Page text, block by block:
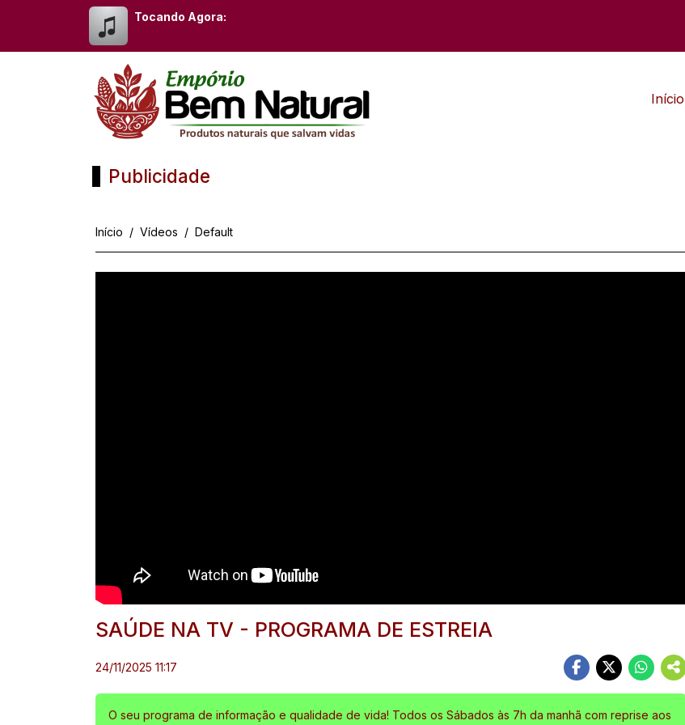
Tocando Agora:
Início
Publicidade
Início Vídeos Default
SAÚDE NA TV - PROGRAMA DE ESTREIA
24/11/2025 11:17
O seu programa de informação e qualidade de vida! Todos os Sábados às 7h da manhã com reprise aos